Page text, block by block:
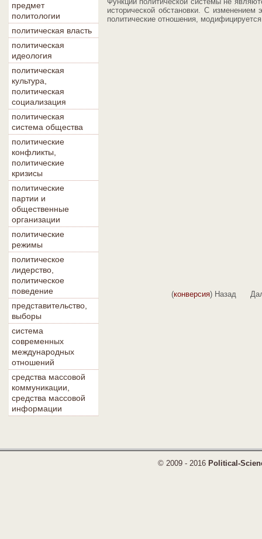
предмет
политологии
политическая власть
политическая
идеология
политическая
культура,
политическая
социализация
политическая
система общества
политические
конфликты,
политические
кризисы
политические
партии и
общественные
организации
политические
режимы
политическое
лидерство,
политическое
поведение
представительство,
выборы
система
современных
международных
отношений
средства массовой
коммуникации,
средства массовой
информации
исторической обстановки. С
политические отношения,
(конверсия) Назад
© 2009 - 2016 Political-